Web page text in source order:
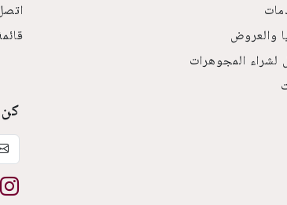
والعروض
لشراء المجوهرات